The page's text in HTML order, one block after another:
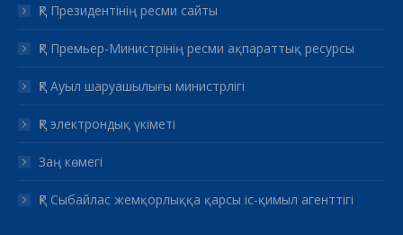
ҚР Президентінің ресми сайты
ҚР Премьер-Министрінің ресми ақпараттық ресурсы
ҚР Ауыл шаруашылығы министрлігі
ҚР электрондық үкіметі
Заң көмегі
ҚР Сыбайлас жемқорлыққа қарсы іс-қимыл агенттігі